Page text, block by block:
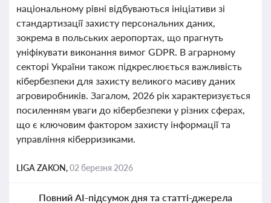
національному рівні відбуваються ініціативи зі
стандартизації захисту персональних даних,
зокрема в польських аеропортах, що прагнуть
уніфікувати виконання вимог GDPR. В аграрному
секторі України також підкреслюється важливість
кібербезпеки для захисту великого масиву даних
агровиробників. Загалом, 2026 рік характеризується
посиленням уваги до кібербезпеки у різних сферах,
що є ключовим фактором захисту інформації та
управління кіберризиками.
LIGA ZAKON,02 березня 2026
Повний AI-підсумок дня та статті-джерела